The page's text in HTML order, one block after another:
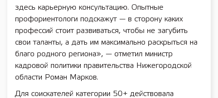
здесь карьерную консультацию. Опытные
профориентологи подскажут — в сторону каких
профессий стоит развиваться, чтобы не загубить
свои таланты, а дать им максимально раскрыться на
благо родного региона», — отметил министр
кадровой политики правительства Нижегородской
области Роман Марков.
Для соискателей категории 50+ действовала